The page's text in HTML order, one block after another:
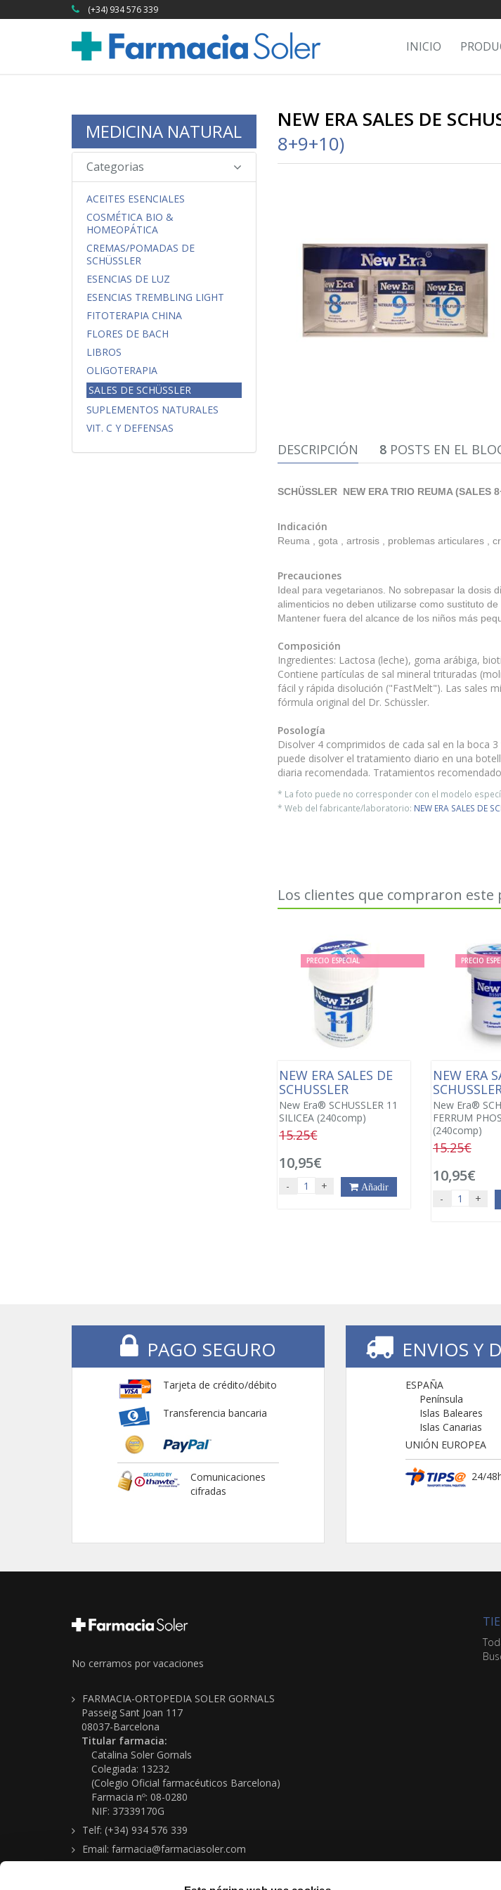
(+34) 934 576 339
INICIO
MEDICINA NATURAL
Categorias
ACEITES ESENCIALES
COSMÉTICA BIO &
HOMEOPÁTICA
CREMAS/POMADAS DE
SCHÜSSLER
ESENCIAS DE LUZ
ESENCIAS TREMBLING LIGHT
FITOTERAPIA CHINA
FLORES DE BACH
LIBROS
OLIGOTERAPIA
SALES DE SCHÜSSLER
SUPLEMENTOS NATURALES
VIT. C Y DEFENSAS
NEW ERA SALES DE
8+9+10)
DESCRIPCIÓN 8POSTS EN EL
SCHÜSSLER NEW ERA TRIO REUMA (SALES
Indicación
Reuma , gota , artrosis , problemas articulares ,
Precauciones
Ideal para vegetarianos. No sobrepasar la dosis
alimenticios no deben utilizarse como sustituto
Mantener fuera del alcance de los niños más
Composición
Ingredientes: Lactosa (leche), goma arábiga,
Contiene partículas de sal mineral trituradas
fácil y rápida disolución ("FastMelt"). Las sales
fórmula original del Dr. Schüssler.
Posología
Disolver 4 comprimidos de cada sal en la boca
puede disolver el tratamiento diario en una
diaria recomendada. Tratamientos
* La foto puede no corresponder con el modelo
* Web del fabricante/laboratorio: NEW ERA SALES DE
Los clientes que compraron
PRECIO ESPECIAL
NEW ERA SALES DE
SCHUSSLER
New Era® SCHUSSLER 11
SILICEA (240comp)
15.25€
10,95€
- + Añadir
PRECIO
NEW ERA
New Era®
FERRUM
(240comp)
15.25€
10,95€
- +
PAGO SEGURO
Tarjeta de crédito/débito
Transferencia bancaria
Comunicaciones
cifradas
ENVIOS Y
ESPAÑA
Península
Islas Baleares
Islas Canarias
UNIÓN EUROPEA
24/
No cerramos por vacaciones
FARMACIA-ORTOPEDIA SOLER GORNALS
Passeig Sant Joan 117
08037-Barcelona
Titular farmacia:
Catalina Soler Gornals
Colegiada: 13232
(Colegio Oficial farmacéuticos Barcelona)
Farmacia nº: 08-0280
NIF: 37339170G
Telf: (+34) 934 576 339
Email: farmacia@farmaciasoler.com